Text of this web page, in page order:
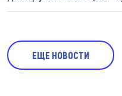
ЕЩЕ НОВОСТИ